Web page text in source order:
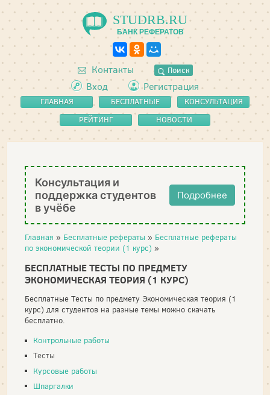
STUDRB.RU
БАНК РЕФЕРАТОВ
Контакты Поиск
Вход Регистрация
ГЛАВНАЯ
БЕСПЛАТНЫЕ
РЕФЕРАТЫ
КОНСУЛЬТАЦИЯ
РЕЙТИНГ
НОВОСТИ
Консультация и
поддержка студентов
в учёбе
Подробнее
Главная » Бесплатные рефераты » Бесплатные рефераты
по экономической теории (1 курс) »
БЕСПЛАТНЫЕ ТЕСТЫ ПО ПРЕДМЕТУ
ЭКОНОМИЧЕСКАЯ ТЕОРИЯ (1 КУРС)
Бесплатные Тесты по предмету Экономическая теория (1
курс) для студентов на разные темы можно скачать
бесплатно.
Контрольные работы
Тесты
Курсовые работы
Шпаргалки